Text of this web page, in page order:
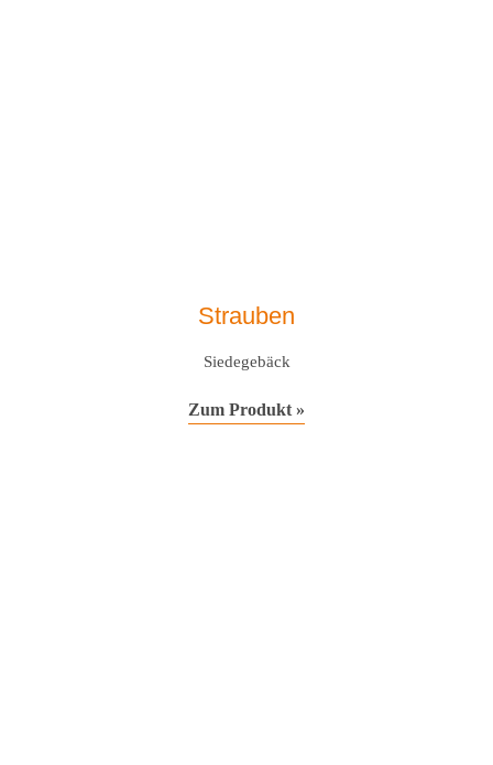
Strauben
Siedegebäck
Zum Produkt »